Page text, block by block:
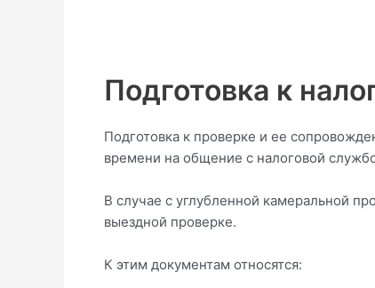
Подготовка к
Подготовка к проверке и ее
времени на общение с налоговой
В случае с углубленной камеральной
выездной проверке.
К этим документам относятся: